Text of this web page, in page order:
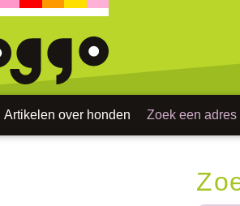
Artikelen over honden Zoek een